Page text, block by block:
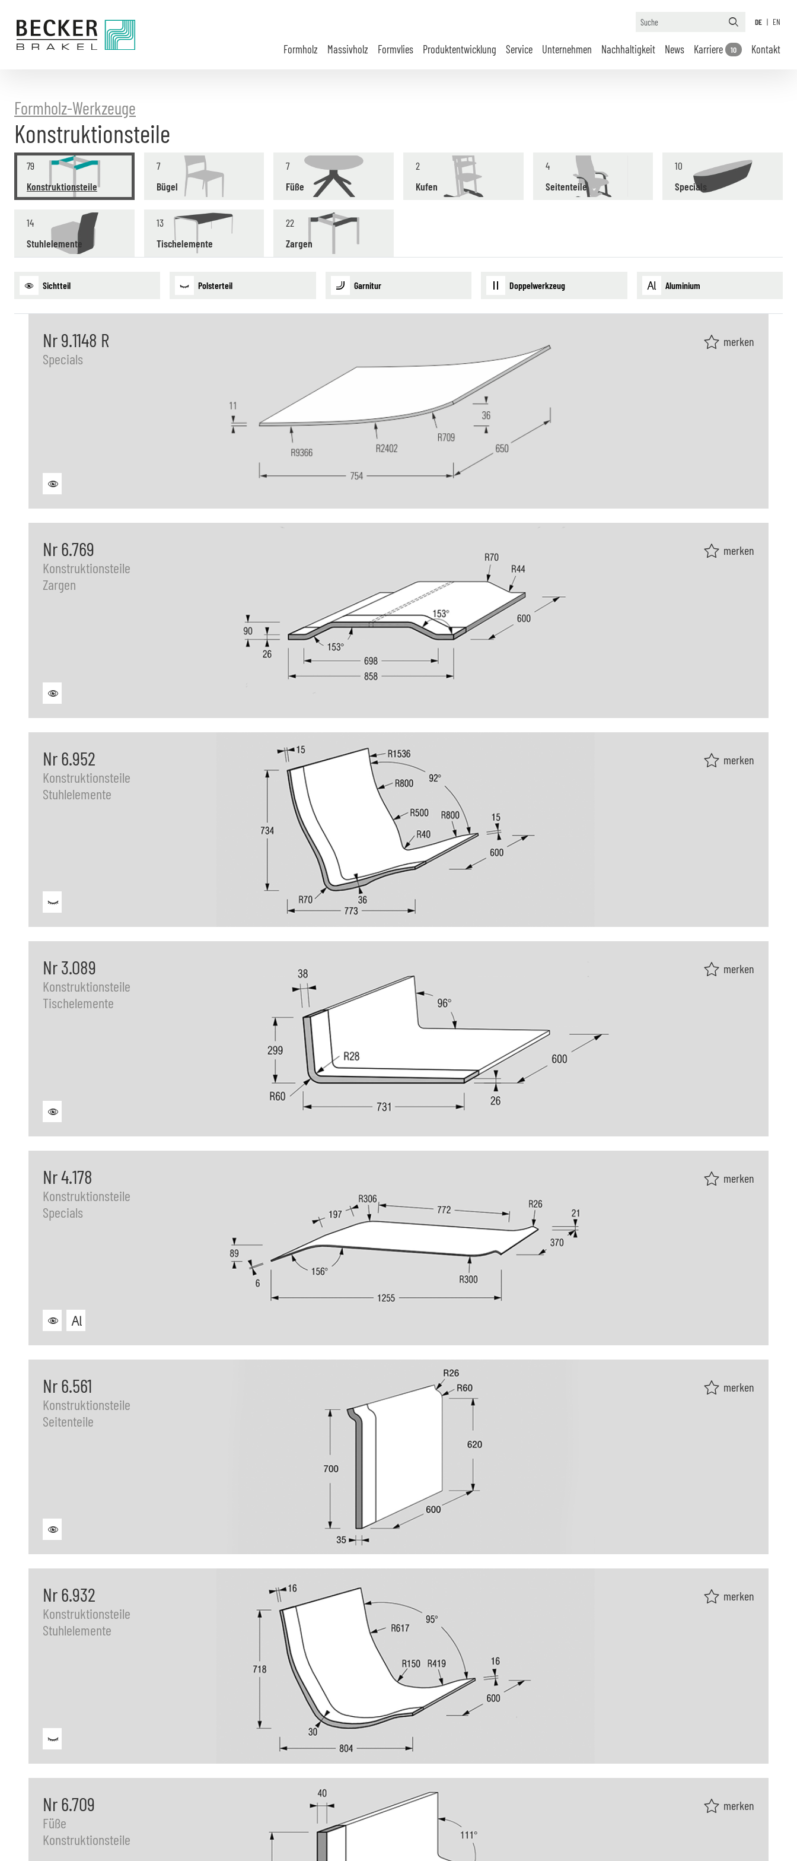
Inhalt
DE | EN
Formholz Massivholz Formvlies Produktentwicklung Service Unternehmen Nachhaltigkeit News Karriere 10 Kontakt
Formholz-Werkzeuge
Konstruktionsteile
79
Konstruktionsteile
7
Bügel
7
Füße
2
Kufen
4
Seitenteile
10
Specials
14
Stuhlelemente
13
Tischelemente
22
Zargen
Sichtteil Polsterteil Garnitur Doppelwerkzeug Aluminium
Nr 9.1148 R
Specials
merken
Nr 6.769
Konstruktionsteile
Zargen
merken
Nr 6.952
Konstruktionsteile
Stuhlelemente
merken
Nr 3.089
Konstruktionsteile
Tischelemente
merken
Nr 4.178
Konstruktionsteile
Specials
merken
Nr 6.561
Konstruktionsteile
Seitenteile
merken
Nr 6.932
Konstruktionsteile
Stuhlelemente
merken
Nr 6.709
Füße
Konstruktionsteile
merken